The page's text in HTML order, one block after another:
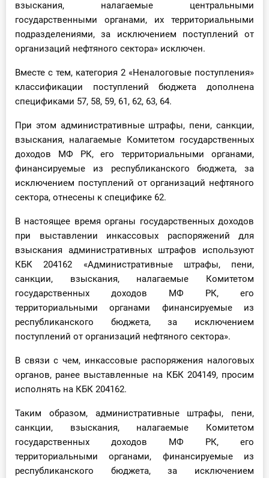
Тарифы
Тестирование для
бухгалтера
взыскания, налагаемые центральными
государственными органами, их территориальными
подразделениями, за исключением поступлений от
организаций нефтяного сектора» исключен.
Вместе с тем, категория 2 «Неналоговые поступления»
классификации поступлений бюджета дополнена
спецификами 57, 58, 59, 61, 62, 63, 64.
При этом административные штрафы, пени, санкции,
взыскания, налагаемые Комитетом государственных
доходов МФ РК, его территориальными органами,
финансируемые из республиканского бюджета, за
исключением поступлений от организаций нефтяного
сектора, отнесены к специфике 62.
В настоящее время органы государственных доходов
при выставлении инкассовых распоряжений для
взыскания административных штрафов используют
КБК 204162 «Административные штрафы, пени,
санкции, взыскания, налагаемые Комитетом
государственных доходов МФ РК, его
территориальными органами финансируемые из
республиканского бюджета, за исключением
поступлений от организаций нефтяного сектора».
В связи с чем, инкассовые распоряжения налоговых
органов, ранее выставленные на КБК 204149, просим
исполнять на КБК 204162.
Таким образом, административные штрафы, пени,
санкции, взыскания, налагаемые Комитетом
государственных доходов МФ РК, его
территориальными органами, финансируемые из
республиканского бюджета, за исключением